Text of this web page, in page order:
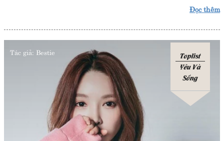
Đọc thêm
Tác giả: Bestie
Toplist
Yêu Và
Sống